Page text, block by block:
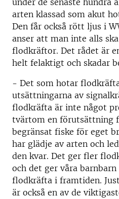
under de senaste hundra
arten klassad som akut
Den får också rött ljus i
anser att man inte alls
flodkräftor. Det rådet är
helt felaktigt och skadar
- Det som hotar
utsättningarna av
flodkräfta är inte något
tvärtom en förutsättning
begränsat fiske för eget
har glädje av arten och
den kvar. Det ger fler
och det ger våra
flodkräfta i framtiden.
är också en av de